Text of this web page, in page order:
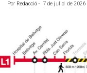
Por Redacció - 7 de juliol de 2026